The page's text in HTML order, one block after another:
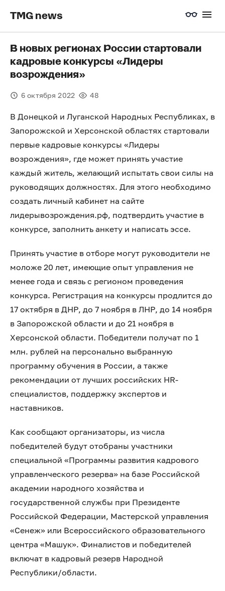
TMG news
В новых регионах России стартовали
кадровые конкурсы «Лидеры
возрождения»
6 октября 2022 48
В Донецкой и Луганской Народных Республиках, в
Запорожской и Херсонской областях стартовали
первые кадровые конкурсы «Лидеры
возрождения», где может принять участие
каждый житель, желающий испытать свои силы на
руководящих должностях. Для этого необходимо
создать личный кабинет на сайте
лидерывозрождения.рф, подтвердить участие в
конкурсе, заполнить анкету и написать эссе.
Принять участие в отборе могут руководители не
моложе 20 лет, имеющие опыт управления не
менее года и связь с регионом проведения
конкурса. Регистрация на конкурсы продлится до
17 октября в ДНР, до 7 ноября в ЛНР, до 14 ноября
в Запорожской области и до 21 ноября в
Херсонской области. Победители получат по 1
млн. рублей на персонально выбранную
программу обучения в России, а также
рекомендации от лучших российских HR-
специалистов, поддержку экспертов и
наставников.
Как сообщают организаторы, из числа
победителей будут отобраны участники
специальной «Программы развития кадрового
управленческого резерва» на базе Российской
академии народного хозяйства и
государственной службы при Президенте
Российской Федерации, Мастерской управления
«Сенеж» или Всероссийского образовательного
центра «Машук». Финалистов и победителей
включат в кадровый резерв Народной
Республики/области.